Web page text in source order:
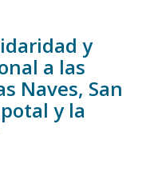
y
a las
Naves, San
y la